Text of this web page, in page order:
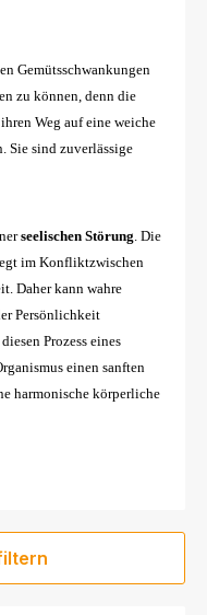
Gemütsschwankungen
zu können, denn die
Weg auf eine weiche
Sie sind zuverlässige
seelischen Störung . Die
im Konfliktzwischen
Daher kann wahre
Persönlichkeit
diesen Prozess eines
einen sanften
harmonische körperliche